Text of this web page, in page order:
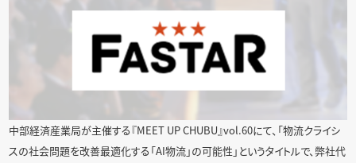
中部経済産業局が主催する『MEET UP CHUBU』vol.60にて、「物流クライシ
スの社会問題を改善最適化する「AI物流」の可能性」というタイトルで、弊社代